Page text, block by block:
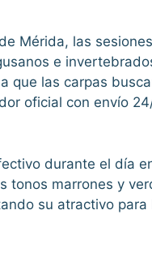
Mérida, las
e
que las carpas
oficial con envío
durante el día
marrones y
su atractivo